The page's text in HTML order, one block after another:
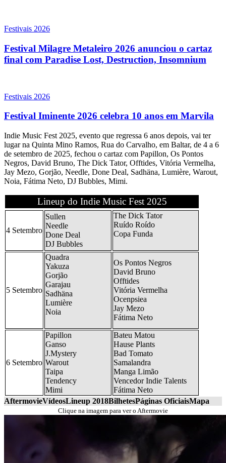
Festivais 2026
Festival Milagre Metaleiro 2026 anunciou o cartaz
final com Paradise Lost, Destruction, Insomnium
Festivais 2026
Festival Iminente 2026 celebra 10 anos em Marvila
Indie Music Fest 2025, evento que regressa 6 anos depois, vai ter
lugar na Quinta Mino Ramos, Rua do Carvalho, em Baltar, de 4 a 6
de setembro de 2025, fechou o cartaz com Papillon, Os Pontos
Negros, David Bruno, The Dick Tator, Offtides, Vitória Vermelha,
Jay Mezo, Gorjão, Needle, Done Deal, Sadhäna, Lumière, Warout,
Noia, Fátima Neto, DJ Bubbles, Mimi.
Lineup do Indie Music Fest 2025
4 Setembro
Sullen
Needle
Done Deal
DJ Bubbles
The Dick Tator
Ruído Roído
Copa Funda
5 Setembro
Quadra
Yakuza
Gorjão
Garajau
Sadhäna
Lumière
Noia
Os Pontos Negros
David Bruno
Offtides
Vitória Vermelha
Ocenpsiea
Jay Mezo
Fátima Neto
6 Setembro
Papillon
Ganso
J.Mystery
Warout
Taipa
Tendency
Mimi
Bateu Matou
Hause Plants
Bad Tomato
Samalandra
Manga Limão
Vencedor Indie Talents
Fátima Neto
AftermovieVídeosLineup 2018BilhetesPáginas OficiaisMapa
Clique na imagem para ver o Aftermovie